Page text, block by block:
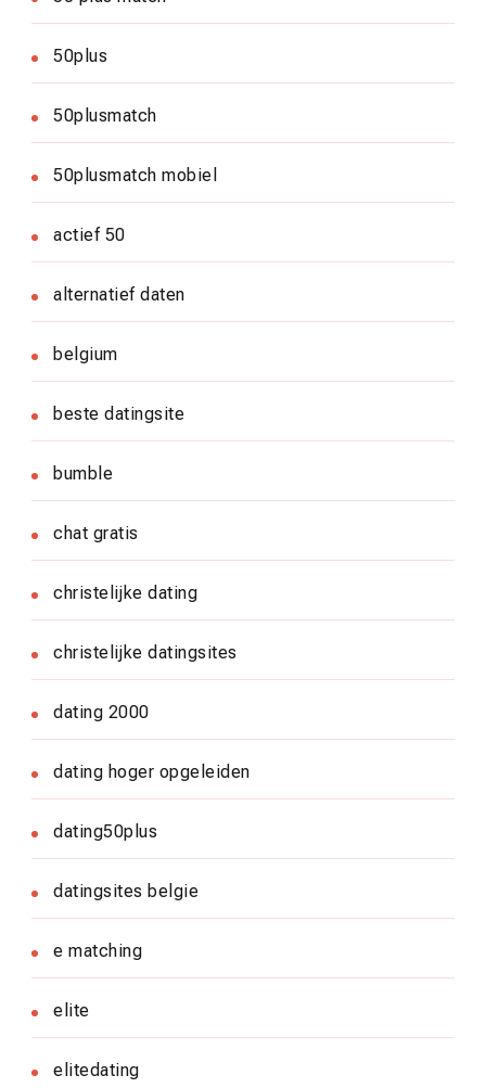
50plus
50plusmatch
50plusmatch mobiel
actief 50
alternatief daten
belgium
beste datingsite
bumble
chat gratis
christelijke dating
christelijke datingsites
dating 2000
dating hoger opgeleiden
dating50plus
datingsites belgie
e matching
elite
elitedating